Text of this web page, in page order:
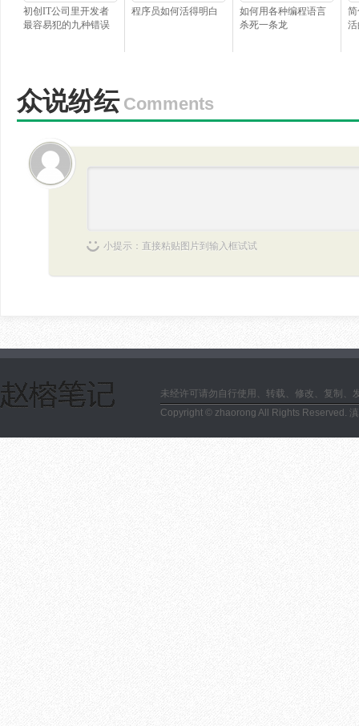
初创IT公司里开发者
最容易犯的九种错误
程序员如何活得明白
如何用各种编程语言
杀死一条龙
活
众说纷纭 Comments
小提示：直接粘贴图片到输入框试试
未经许可请勿自行使用、转载、修改、复制
Copyright © zhaorong All Rights Reserved.